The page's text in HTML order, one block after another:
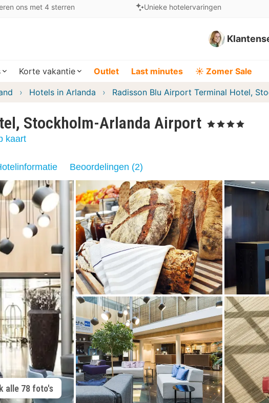
ons met 4 sterren Unieke hotelervaringen
Korte vakantie Outlet Last minutes ☀️ Zomer Sale
Hotels in Arlanda Radisson Blu Airport Terminal Hotel,
Stockholm-Arlanda Airport , 4 Sterren
kaart
Beoordelingen (2)
alle 78 foto's